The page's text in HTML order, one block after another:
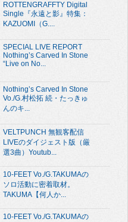
ROTTENGRAFFTY Digital
Single『永遠と影』特集：
KAZUOMI（G....
SPECIAL LIVE REPORT
Nothing’s Carved In Stone
“Live on No...
Nothing’s Carved In Stone
Vo./G.村松拓 続・たっきゅ
んのキ...
VELTPUNCH 無観客配信
LIVEのダイジェスト版（厳
選3曲）Youtub...
10-FEET Vo./G.TAKUMAの
ソロ活動に密着取材。
TAKUMA【何人か...
10-FEET Vo./G.TAKUMAの